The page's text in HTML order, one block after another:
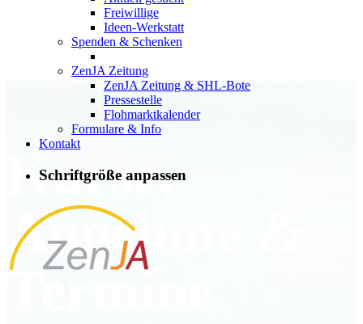
Freiwillige
Ideen-Werkstatt
Spenden & Schenken
ZenJA Zeitung
ZenJA Zeitung & SHL-Bote
Pressestelle
Flohmarktkalender
Formulare & Info
Kontakt
Schriftgröße anpassen
Kurse,
Angebote &
Termine